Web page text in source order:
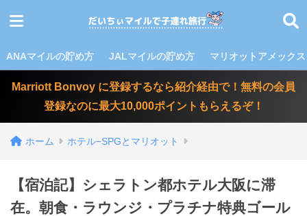
ANAマイルの貯め方 JALマイルの貯め方 マリオットアメック
Marriott Bonvoy に登録するなら紹介経由で！無料の会員
登録なのに最大10,000ポイントもらえるぞ！
ホーム ホテル−SPGとマリオット
【宿泊記】シェラトン都ホテル大阪に滞
在。朝食・ラウンジ・プラチナ特典ゴール